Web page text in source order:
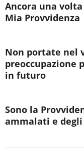
Ancora una
Mia Provvidenza
Non portate nel
preoccupazione
in futuro
Sono la
ammalati e